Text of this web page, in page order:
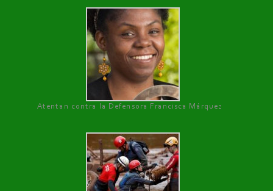
Atentan contra la Defensora Francisca Márquez